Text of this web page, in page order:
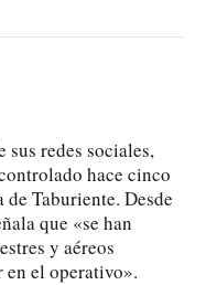
sus redes sociales,
hace cinco
Taburiente. Desde
que «se han
y aéreos
el operativo».